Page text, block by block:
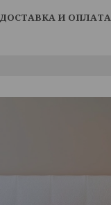
ДОСТАВКА И ОПЛАТА